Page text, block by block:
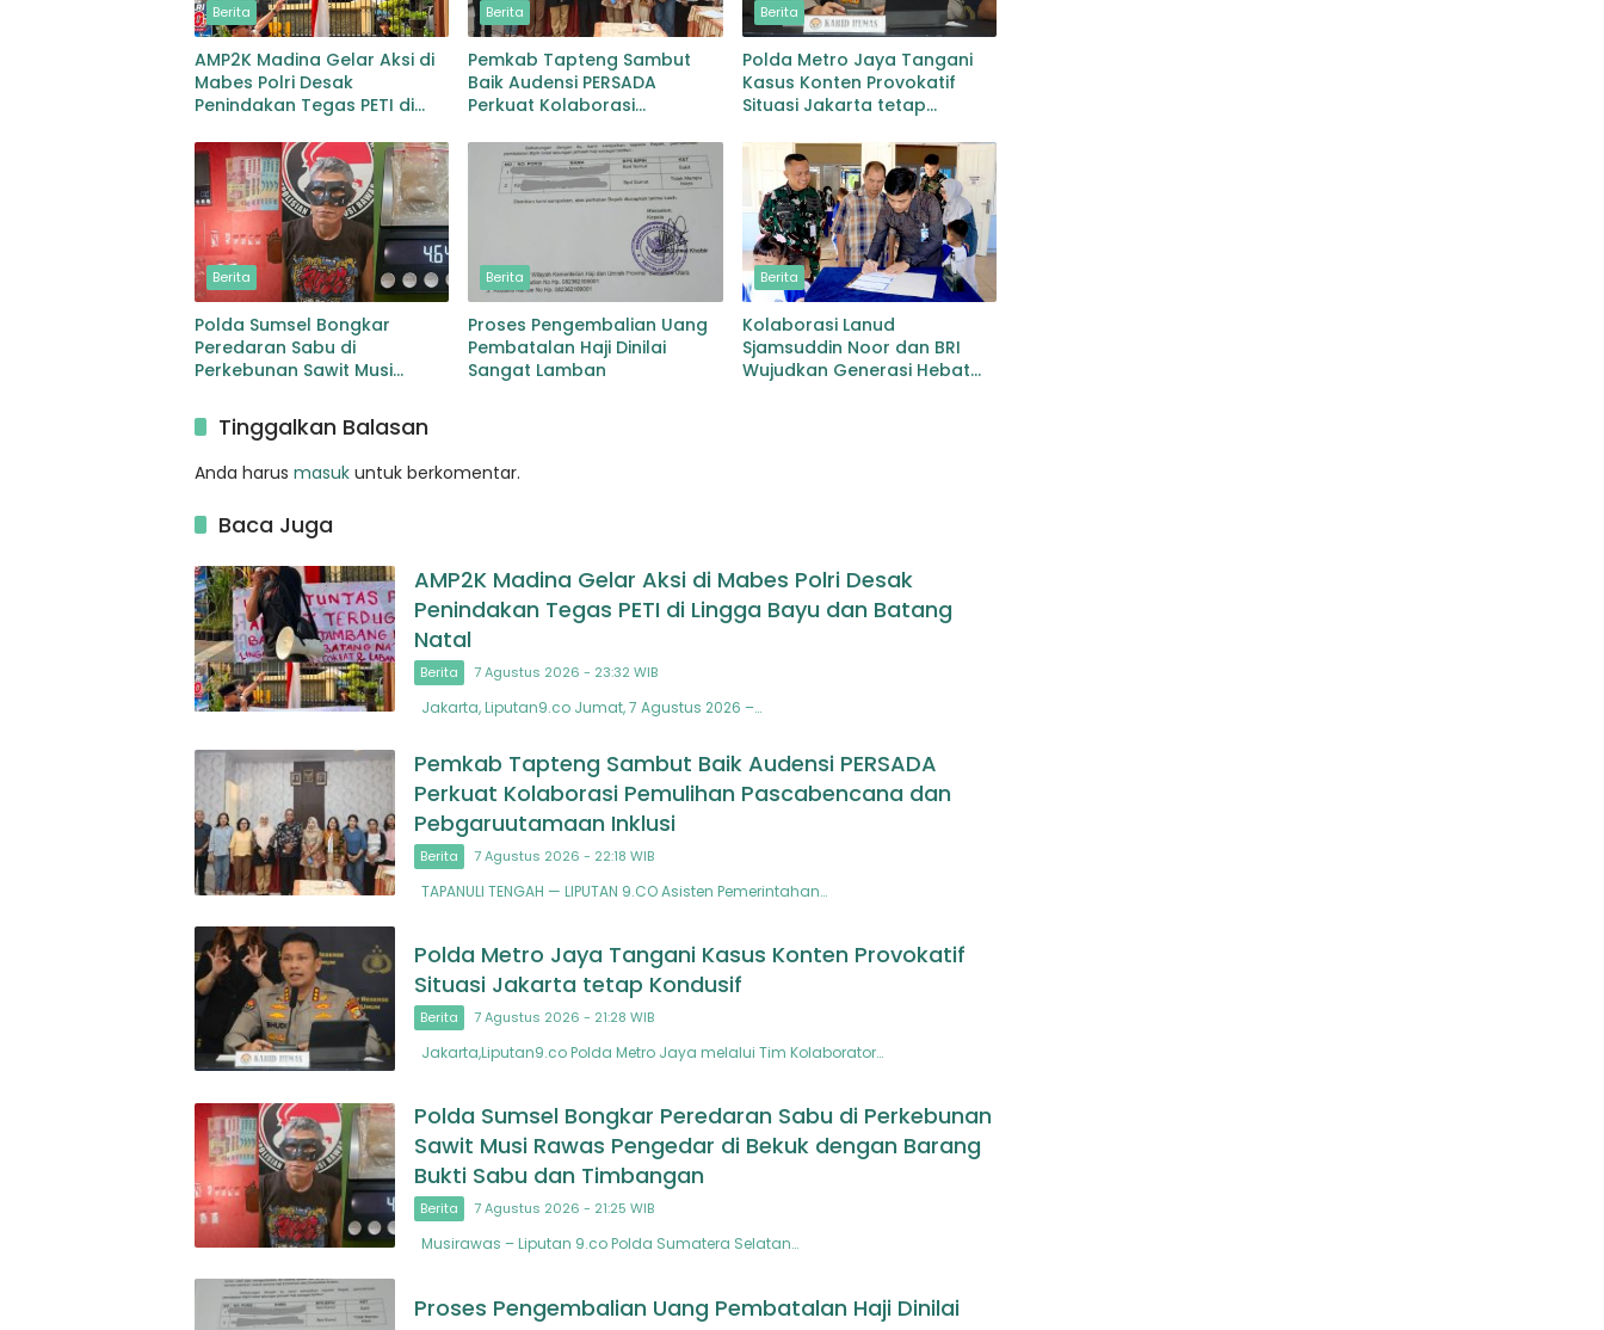
Berita
AMP2K Madina Gelar Aksi di
Mabes Polri Desak
Penindakan Tegas PETI di
Natal
Berita
Pemkab Tapteng Sambut
Baik Audensi PERSADA
Perkuat Kolaborasi
dan Pebgaruutamaan Inklusi
Berita
Polda Metro Jaya Tangani
Kasus Konten Provokatif
Situasi Jakarta tetap
Berita
Polda Sumsel Bongkar
Peredaran Sabu di
Perkebunan Sawit Musi
dengan Barang Bukti Sabu
dan Timbangan
Berita
Proses Pengembalian Uang
Pembatalan Haji Dinilai
Sangat Lamban
Berita
Kolaborasi Lanud
Sjamsuddin Noor dan BRI
Wujudkan Generasi Hebat
Tinggalkan Balasan
Anda harus masuk untuk berkomentar.
Baca Juga
AMP2K Madina Gelar Aksi di Mabes Polri Desak
Penindakan Tegas PETI di Lingga Bayu dan Batang
Natal
Berita 7 Agustus 2026 - 23:32 WIB
Jakarta, Liputan9.co Jumat, 7 Agustus 2026 –…
Pemkab Tapteng Sambut Baik Audensi PERSADA
Perkuat Kolaborasi Pemulihan Pascabencana dan
Pebgaruutamaan Inklusi
Berita 7 Agustus 2026 - 22:18 WIB
TAPANULI TENGAH — LIPUTAN 9.CO Asisten Pemerintahan…
Polda Metro Jaya Tangani Kasus Konten Provokatif
Situasi Jakarta tetap Kondusif
Berita 7 Agustus 2026 - 21:28 WIB
Jakarta,Liputan9.co Polda Metro Jaya melalui Tim Kolaborator…
Polda Sumsel Bongkar Peredaran Sabu di Perkebunan
Sawit Musi Rawas Pengedar di Bekuk dengan Barang
Bukti Sabu dan Timbangan
Berita 7 Agustus 2026 - 21:25 WIB
Musirawas – Liputan 9.co Polda Sumatera Selatan…
Proses Pengembalian Uang Pembatalan Haji Dinilai